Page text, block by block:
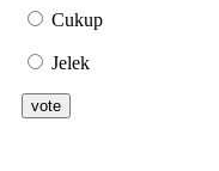
Cukup
Jelek